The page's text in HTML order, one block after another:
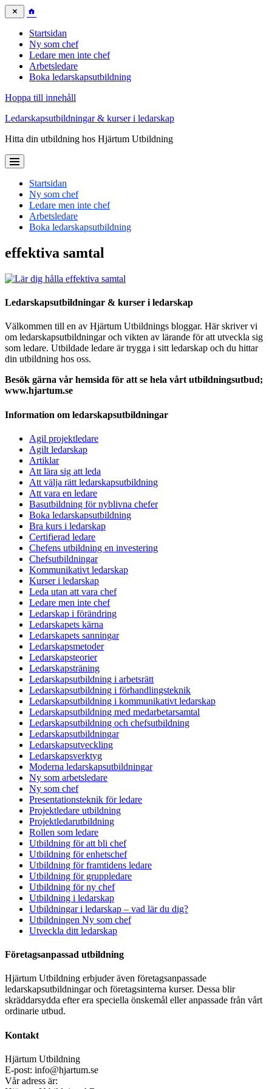
Startsidan
Ny som chef
Ledare men inte chef
Arbetsledare
Boka ledarskapsutbildning
Hoppa till innehåll
Ledarskapsutbildningar & kurser i ledarskap
Hitta din utbildning hos Hjärtum Utbildning
Startsidan
Ny som chef
Ledare men inte chef
Arbetsledare
Boka ledarskapsutbildning
effektiva samtal
Ledarskapsutbildningar & kurser i ledarskap
Välkommen till en av Hjärtum Utbildnings bloggar. Här skriver vi
om ledarskapsutbildningar och vikten av lärande för att utveckla sig
som ledare. Utbildade ledare är trygga i sitt ledarskap och du hittar
din utbildning hos oss.
Besök gärna vår hemsida för att se hela vårt utbildningsutbud;
www.hjartum.se
Information om ledarskapsutbildningar
Agil projektledare
Agilt ledarskap
Artiklar
Att lära sig att leda
Att välja rätt ledarskapsutbildning
Att vara en ledare
Basutbildning för nyblivna chefer
Boka ledarskapsutbildning
Bra kurs i ledarskap
Certifierad ledare
Chefens utbildning en investering
Chefsutbildningar
Kommunikativt ledarskap
Kurser i ledarskap
Leda utan att vara chef
Ledare men inte chef
Ledarskap i förändring
Ledarskapets kärna
Ledarskapets sanningar
Ledarskapsmetoder
Ledarskapsteorier
Ledarskapsträning
Ledarskapsutbildning i arbetsrätt
Ledarskapsutbildning i förhandlingsteknik
Ledarskapsutbildning i kommunikativt ledarskap
Ledarskapsutbildning med medarbetarsamtal
Ledarskapsutbildning och chefsutbildning
Ledarskapsutbildningar
Ledarskapsutveckling
Ledarskapsverktyg
Moderna ledarskapsutbildningar
Ny som arbetsledare
Ny som chef
Presentationsteknik för ledare
Projektledare utbildning
Projektledarutbildning
Rollen som ledare
Utbildning för att bli chef
Utbildning för enhetschef
Utbildning för framtidens ledare
Utbildning för gruppledare
Utbildning för ny chef
Utbildning i ledarskap
Utbildningar i ledarskap – vad lär du dig?
Utbildningen Ny som chef
Utveckla ditt ledarskap
Företagsanpassad utbildning
Hjärtum Utbildning erbjuder även företagsanpassade
ledarskapsutbildningar och företagsinterna kurser. Dessa blir
skräddarsydda efter era speciella önskemål eller anpassade från vårt
ordinarie utbud.
Kontakt
Hjärtum Utbildning
E-post: info@hjartum.se
Vår adress är: